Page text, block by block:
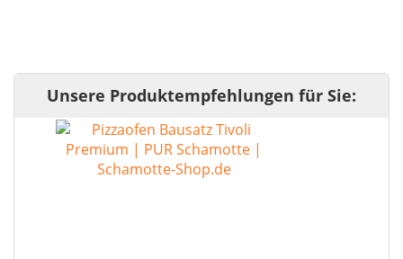
Unsere Produktempfehlungen für Sie: